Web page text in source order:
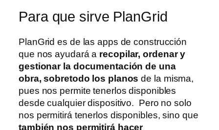
Para que sirve PlanGrid
PlanGrid es de las apps de construcción
que nos ayudará a recopilar, ordenar y
gestionar la documentación de una
obra, sobretodo los planos de la misma,
pues nos permite tenerlos disponibles
desde cualquier dispositivo. Pero no solo
nos permitirá tenerlos disponibles, sino que
también nos permitirá hacer